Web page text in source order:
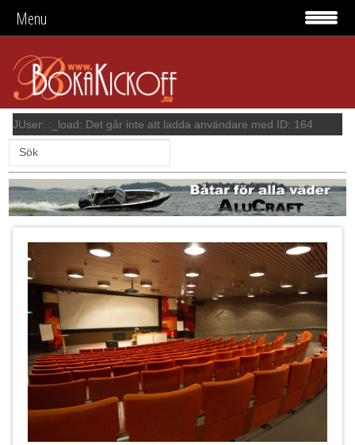
Menu
JUser: :_load: Det går inte att ladda användare med ID: 164